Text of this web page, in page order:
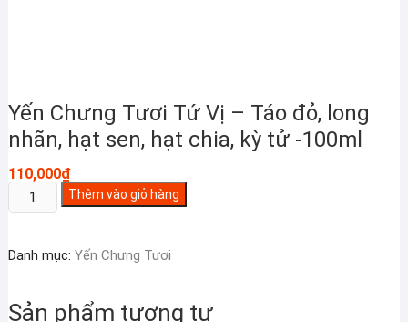
Yến Chưng Tươi Tứ Vị – Táo đỏ, long
nhãn, hạt sen, hạt chia, kỳ tử -100ml
110,000₫
Chưng
Tứ
-
Thêm vào giỏ hàng
Danh mục: Yến Chưng Tươi
Sản phẩm tương tự